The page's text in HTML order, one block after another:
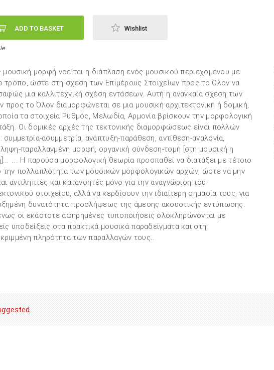
ADD TO BASKET Wishlist
μουσική μορφή νοείται η διάπλαση ενός μουσικού περιεχομένου με
τρόπο, ώστε στη σχέση των Επιμέρους Στοιχείων προς το Όλον να
μια καλλιτεχνική σχέση εντάσεων. Αυτή η αναγκαία σχέση των
προς το Όλον διαμορφώνεται σε μια μουσική αρχιτεκτονική ή δομική,
τα στοιχεία Ρυθμός, Μελωδία, Αρμονία βρίσκουν την μορφολογική
Οι δομικές αρχές της τεκτονικής διαμορφώσεως είναι πολλών
συμμετρία-ασυμμετρία, ανάπτυξη-παράθεση, αντίθεση-αναλογία,
παραλλαγμένη μορφή, οργανική σύνδεση-τομή [στη μουσική η
... Η παρούσα μορφολογική θεωρία προσπαθεί να διατάξει με τέτοιο
την πολλαπλότητα των μουσικών μορφολογικών αρχών, ώστε να μην
αντιληπτές και κατανοητές μόνο για την αναγνώριση του
στοιχείου, αλλά να κερδίσουν την ιδιαίτερη σημασία τους, για
δυνατότητα προσλήψεως της άμεσης ακουστικής εντύπωσης.
οι εκάστοτε αφηρημένες τυποποιήσεις ολοκληρώνονται με
υποδείξεις στα πρακτικά μουσικά παραδείγματα και στη
πληρότητα των παραλλαγών τους..